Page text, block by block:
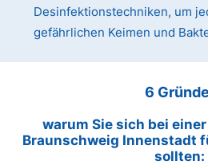
Desinfektionstechniken, um
gefährlichen Keimen und
6
warum Sie sich bei
Braunschweig Innenstadt
sollten: